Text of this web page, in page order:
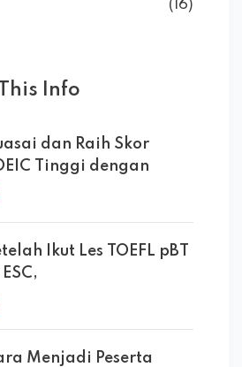
(16)
Info
dan Raih Skor
Tinggi dengan
Ikut Les TOEFL pBT
Menjadi Peserta